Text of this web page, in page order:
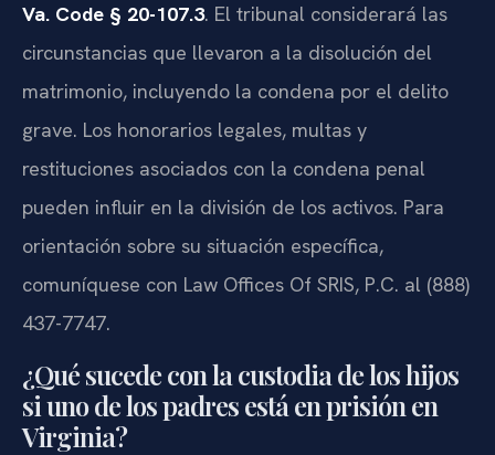
Va. Code § 20-107.3. El tribunal considerará las
circunstancias que llevaron a la disolución del
matrimonio, incluyendo la condena por el delito
grave. Los honorarios legales, multas y
restituciones asociados con la condena penal
pueden influir en la división de los activos. Para
orientación sobre su situación específica,
comuníquese con Law Offices Of SRIS, P.C. al (888)
437-7747.
¿Qué sucede con la custodia de los hijos
si uno de los padres está en prisión en
Virginia?